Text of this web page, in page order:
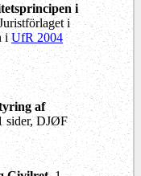
i
i
iUfR 2004
af
sider, DJØF